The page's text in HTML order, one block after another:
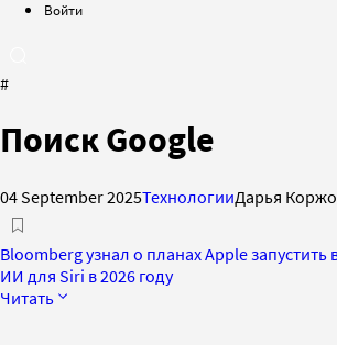
Войти
#
Поиск Google
04 September 2025ТехнологииДарья
Bloomberg узнал о планах Apple запустить
ИИ для Siri в 2026 году
Читать